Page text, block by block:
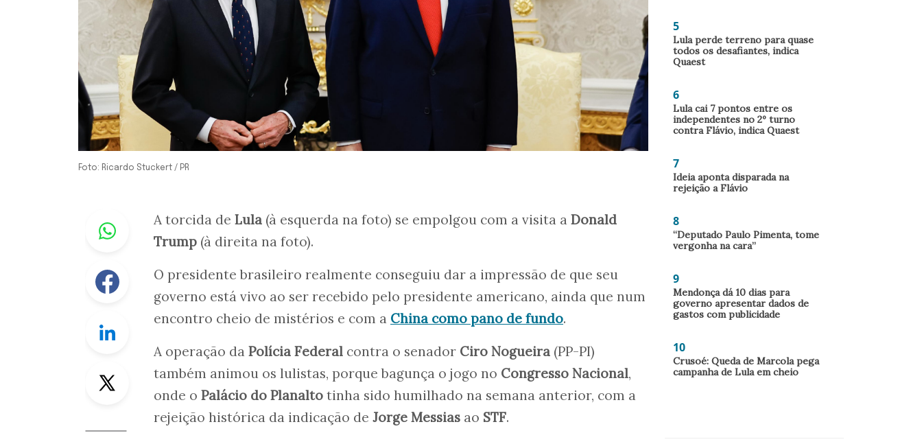
Foto: Ricardo Stuckert / PR
Whastapp
Facebook
Linkedin
Twitter
A torcida de Lula (à esquerda na foto) se empolgou com a visita a Donald
Trump (à direita na foto).
O presidente brasileiro realmente conseguiu dar a impressão de que seu
governo está vivo ao ser recebido pelo presidente americano, ainda que num
encontro cheio de mistérios e com a China como pano de fundo.
A operação da Polícia Federal contra o senador Ciro Nogueira (PP-PI)
também animou os lulistas, porque bagunça o jogo no Congresso Nacional,
onde o Palácio do Planalto tinha sido humilhado na semana anterior, com a
rejeição histórica da indicação de Jorge Messias ao STF.
5
Lula perde terreno para quase
todos os desafiantes, indica
Quaest
6
Lula cai 7 pontos entre os
independentes no 2º turno
contra Flávio, indica Quaest
7
Ideia aponta disparada na
rejeição a Flávio
8
“Deputado Paulo Pimenta, tome
vergonha na cara”
9
Mendonça dá 10 dias para
governo apresentar dados de
gastos com publicidade
10
Crusoé: Queda de Marcola pega
campanha de Lula em cheio